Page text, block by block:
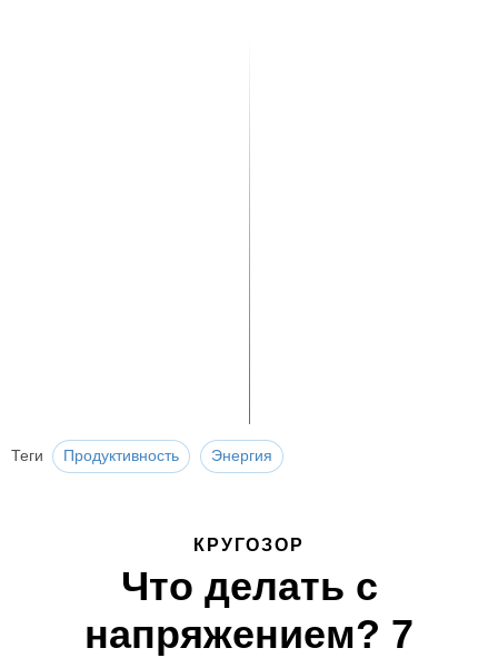
Теги Продуктивность Энергия
КРУГОЗОР
Что делать с
напряжением? 7